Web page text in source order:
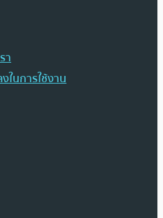
า
ในการใช้งาน